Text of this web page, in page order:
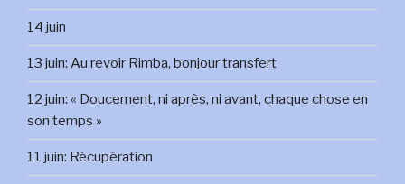
14 juin
13 juin: Au revoir Rimba, bonjour transfert
12 juin: « Doucement, ni après, ni avant, chaque chose en
son temps »
11 juin: Récupération